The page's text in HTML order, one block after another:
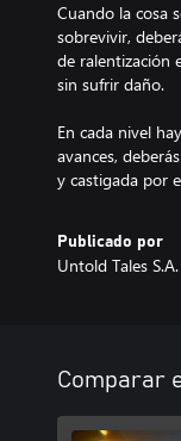
Cuando la cosa
sobrevivir,
de ralentización
sin sufrir daño.
En cada nivel
avances,
y castigada por
Publicado por
Untold Tales S.A.
Comparar